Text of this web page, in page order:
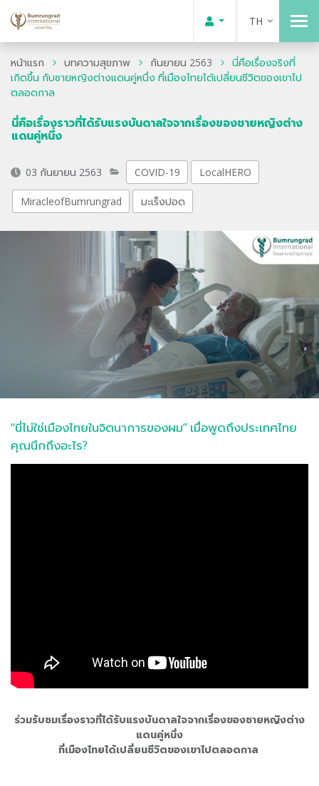
TH
หน้าแรก บทความสุขภาพ กันยายน 2563
นี่คือเรื่องจริงที่
เกิดขึ้น กับชายหญิงต่างแดนคู่หนึ่ง ที่เมืองไทยได้เปลี่ยนชีวิตของเขาไป
ตลอดกาล
นี่คือเรื่องราวที่ได้รับแรงบันดาลใจจากเรื่องของชายหญิงต่าง
แดนคู่หนึ่ง
03 กันยายน 2563 COVID-19 LocalHERO
MiracleofBumrungrad มะเร็งปอด
“นี่ไม่ใช่เมืองไทยในจิตนาการของผม” เมื่อพูดถึงประเทศไทย
คุณนึกถึงอะไร?
ร่วมรับชมเรื่องราวที่ได้รับแรงบันดาลใจจากเรื่องของชายหญิงต่าง
แดนคู่หนึ่ง​
ที่เมืองไทยได้เปลี่ยนชีวิตของเขาไปตลอดกาล